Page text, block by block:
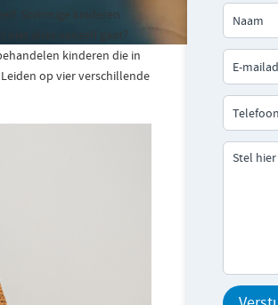
Sommige kinderen
niet alles vanzelf gaat?
kinderen die in
op vier verschillende